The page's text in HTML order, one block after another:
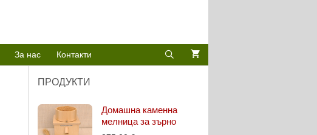
За нас Контакти
ПРОДУКТИ
Домашна каменна
мелница за зърно